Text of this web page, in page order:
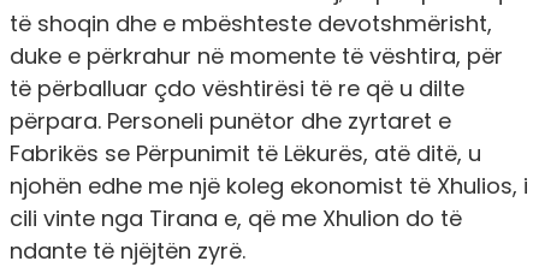
të shoqin dhe e mbështeste devotshmërisht,
duke e përkrahur në momente të vështira, për
të përballuar çdo vështirësi të re që u dilte
përpara. Personeli punëtor dhe zyrtaret e
Fabrikës se Përpunimit të Lëkurës, atë ditë, u
njohën edhe me një koleg ekonomist të Xhulios, i
cili vinte nga Tirana e, që me Xhulion do të
ndante të njëjtën zyrë.